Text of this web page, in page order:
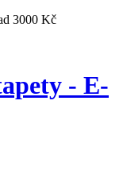
3000 Kč
- E-